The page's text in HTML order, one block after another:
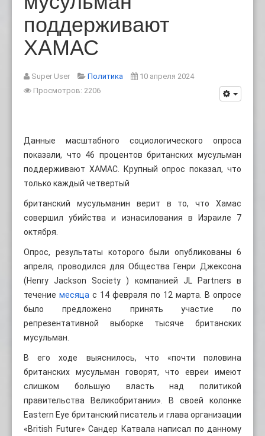
поддерживают
ХАМАС
Super User Политика
10 апреля 2024
Просмотров: 2206
Данные масштабного социологического опроса
показали, что 46 процентов британских мусульман
поддерживают ХАМАС. Крупный опрос показал, что
только каждый четвертый
британский мусульманин верит в то, что Хамас
совершил убийства и изнасилования в Израиле 7
октября.
Опрос, результаты которого были опубликованы 6
апреля, проводился для Общества Генри Джексона
(Henry Jackson Society ) компанией JL Partners в
течениемесяца с 14 февраля по 12 марта. В опросе
было предложено принять участие по
репрезентативной выборке тысяче британских
мусульман.
В его ходе выяснилось, что «почти половина
британских мусульман говорят, что евреи имеют
слишком большую власть над политикой
правительства Великобритании». В своей колонке
Eastern Eye британский писатель и глава организации
«British Future» Сандер Катвала написал по данному